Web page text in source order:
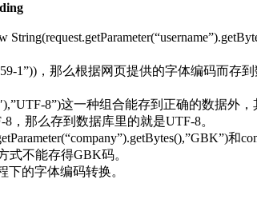
1”))，那么根据网页提供的字体编码
8″),”UTF-8”)这一种组合能存到正确的数
那么存到数据库里的就是UTF-8。
和
式不能存得GBK码。
下的字体编码转换。